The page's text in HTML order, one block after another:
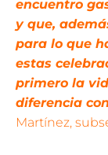
encuentro
y que,
para lo que
estas
primero la
diferencia
Martínez,